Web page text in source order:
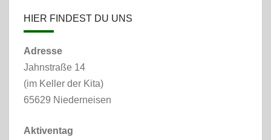
HIER FINDEST DU UNS
Adresse
Jahnstraße 14
(im Keller der Kita)
65629 Niederneisen
Aktiventag